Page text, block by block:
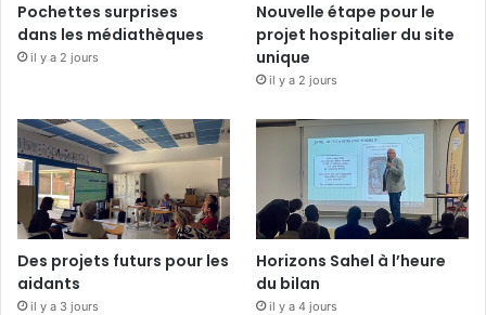
Pochettes surprises
dans les médiathèques
il y a 2 jours
Nouvelle étape pour le
projet hospitalier du site
unique
il y a 2 jours
Des projets futurs pour les
aidants
il y a 3 jours
Horizons Sahel à l’heure
du bilan
il y a 4 jours